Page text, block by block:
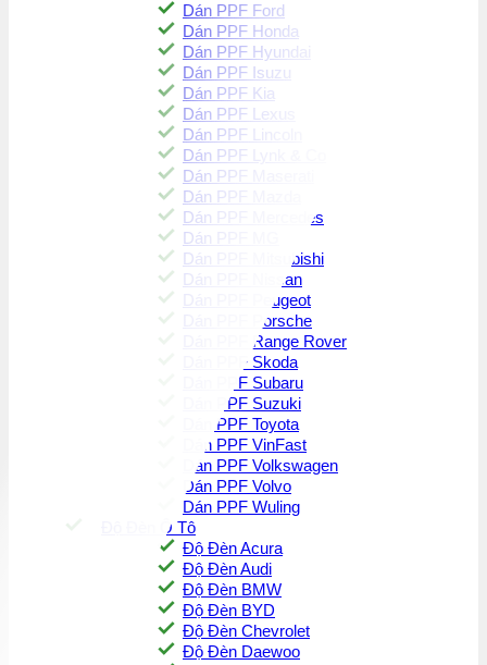
Dán PPF Ford
Dán PPF Honda
Dán PPF Hyundai
Dán PPF Isuzu
Dán PPF Kia
Dán PPF Lexus
Dán PPF Lincoln
Dán PPF Lynk & Co
Dán PPF Maserati
Dán PPF Mazda
Dán PPF Mercedes
Dán PPF MG
Dán PPF Mitsubishi
Dán PPF Nissan
Dán PPF Peugeot
Dán PPF Porsche
Dán PPF Range Rover
Dán PPF Skoda
Dán PPF Subaru
Dán PPF Suzuki
Dán PPF Toyota
Dán PPF VinFast
Dán PPF Volkswagen
Dán PPF Volvo
Dán PPF Wuling
Độ Đèn Ô Tô
Độ Đèn Acura
Độ Đèn Audi
Độ Đèn BMW
Độ Đèn BYD
Độ Đèn Chevrolet
Độ Đèn Daewoo